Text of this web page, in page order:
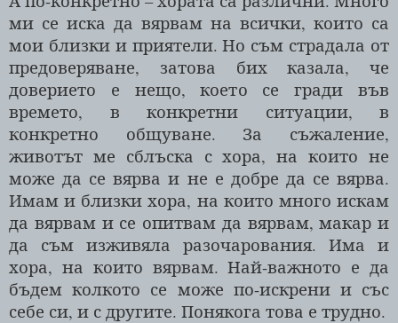
ми се иска да вярвам на всички, които са
мои близки и приятели. Но съм страдала от
предоверяване, затова бих казала, че
доверието е нещо, което се гради във
времето, в конкретни ситуации, в
конкретно общуване. За съжаление,
животът ме сблъска с хора, на които не
може да се вярва и не е добре да се вярва.
Имам и близки хора, на които много искам
да вярвам и се опитвам да вярвам, макар и
да съм изживяла разочарования. Има и
хора, на които вярвам. Най-важното е да
бъдем колкото се може по-искрени и със
себе си, и с другите. Понякога това е трудно.